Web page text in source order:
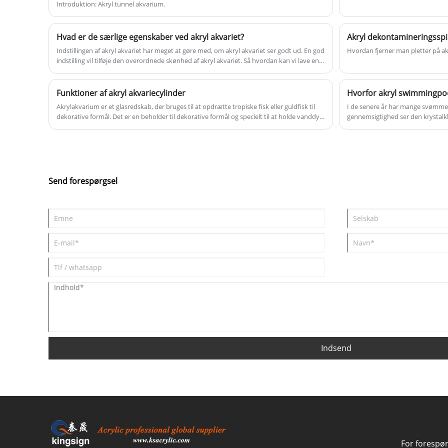
sådan en meget vidunderlig og
ejendommelig følelse. Kingsign
gennemsigtighed. Akrylpladerne
placeres i en fuldautomatisk ovn
gennem en specialfremstillet jernform
til støbning ved høj temperatur.
Uanset enhver størrelse, radian og
tykkelse kan vi tilpasse produktion,
teste og analysere gennem endelig
elementanalysesoftware og give
fremstilling.
Introduktion: Akryl tunnel akvarium.
Hvad er de særlige egenskaber ved akryl akvariet?
Indstillingen af ​​akryl akvariet har meget at gøre med, om akryl akvariet ser godt ud. En god
indstilling vil tilføje den overordnede skønhed af akryl akvariet. Så hvordan kan vi lave en
Akryl
Hvordan fjerner man pletter på
Funktioner af akryl akvariecylinder
Akrylakvarium er et glasredskab, der bruges til at opdrætte tropiske fisk eller guldfisk til
dekorative formål. Det er en beholder til dekorative formål og specielt til at holde vanddyr
Hvorfor akryl
I de senere år har mange
gennemsigtighed ser den
Send forespørgsel
Indsend
For